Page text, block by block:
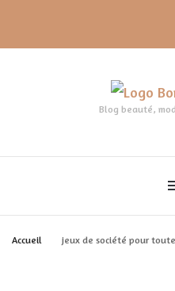
Blog beauté,
Accueil jeux de société pour